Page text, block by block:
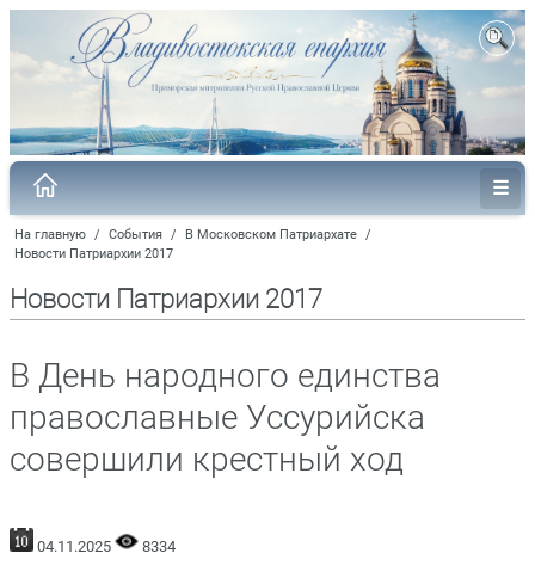
На главную / События / В Московском Патриархате /
Новости Патриархии 2017
Новости Патриархии 2017
В День народного единства
православные Уссурийска
совершили крестный ход
04.11.2025 8334